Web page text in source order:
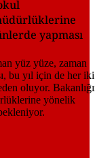
yapması